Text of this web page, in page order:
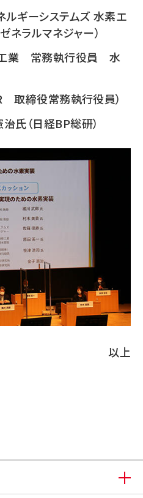
ルギーシステムズ 水素エ
ラルマネジャー）
工業 常務執行役員 水
取締役常務執行役員）
氏（日経BP総研）
以上